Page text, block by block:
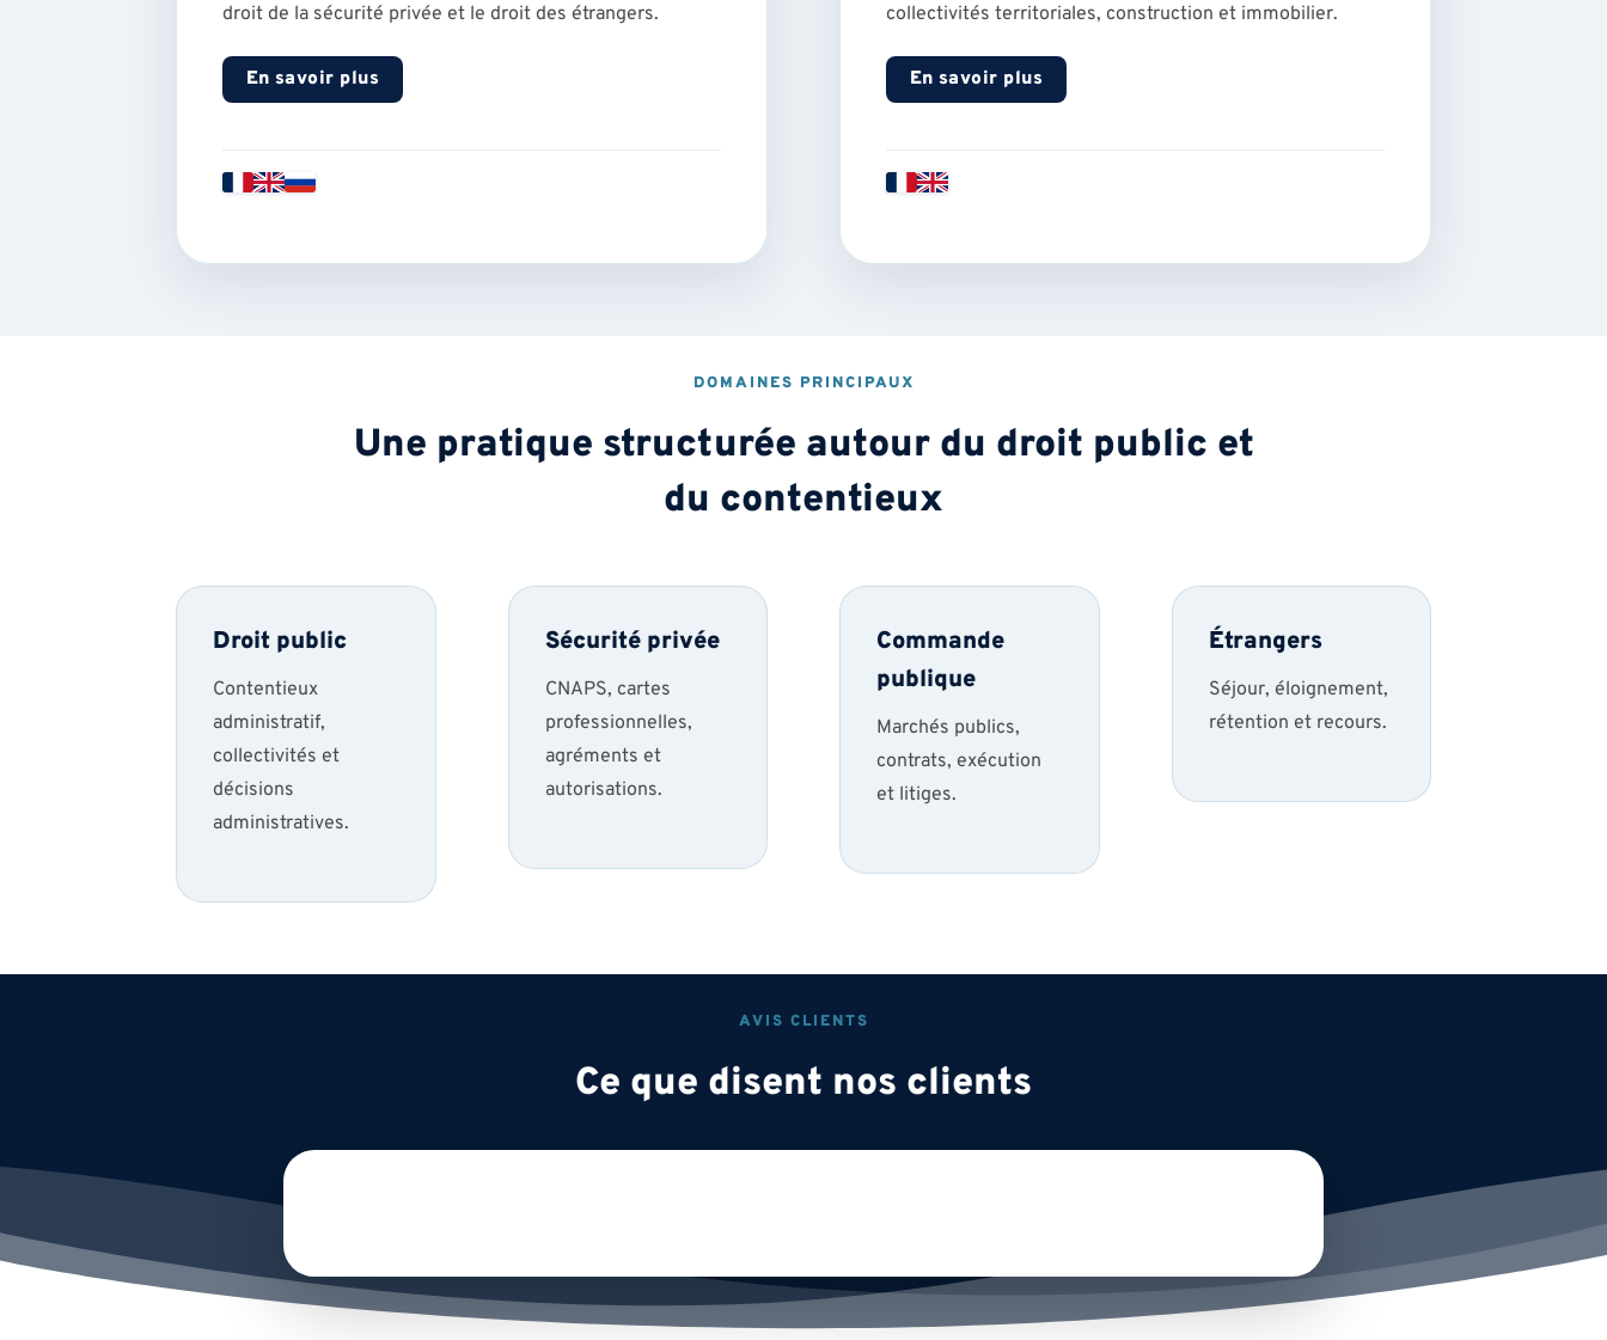
droit de la sécurité privée et le droit des étrangers.
En savoir plus
collectivités territoriales, construction et immobilier.
En savoir plus
DOMAINES PRINCIPAUX
Une pratique structurée autour du droit public et
du contentieux
Droit public
Contentieux
administratif,
collectivités et
décisions
administratives.
Sécurité privée
CNAPS, cartes
professionnelles,
agréments et
autorisations.
Commande
publique
Marchés publics,
contrats, exécution
et litiges.
Étrangers
Séjour, éloignement,
rétention et recours.
AVIS CLIENTS
Ce que disent nos clients